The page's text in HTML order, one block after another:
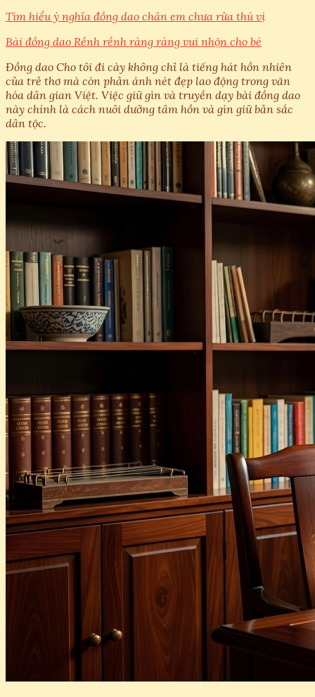
Tìm hiểu ý nghĩa đồng dao chân em chưa rửa thú vị
Bài đồng dao Rềnh rềnh ràng ràng vui nhộn cho bé
Đồng dao Cho tôi đi cày không chỉ là tiếng hát hồn nhiên
của trẻ thơ mà còn phản ánh nét đẹp lao động trong văn
hóa dân gian Việt. Việc giữ gìn và truyền dạy bài đồng dao
này chính là cách nuôi dưỡng tâm hồn và gìn giữ bản sắc
dân tộc.